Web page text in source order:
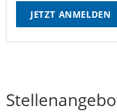
JETZT ANMELDEN